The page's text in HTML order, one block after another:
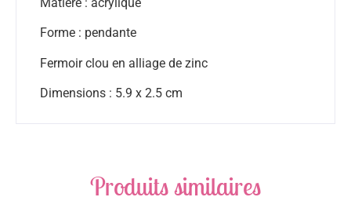
Forme : pendante
Fermoir clou en alliage de zinc
Dimensions : 5.9 x 2.5 cm
Produits similaires